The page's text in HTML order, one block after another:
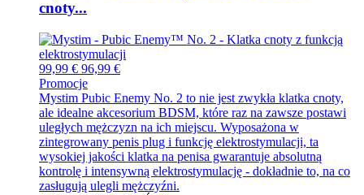
cnoty...
99,99 € 96,99 €
Promocje
Mystim Pubic Enemy No. 2 to nie jest zwykła klatka cnoty,
ale idealne akcesorium BDSM, które raz na zawsze postawi
uległych mężczyzn na ich miejscu. Wyposażona w
zintegrowany penis plug i funkcję elektrostymulacji, ta
wysokiej jakości klatka na penisa gwarantuje absolutną
kontrolę i intensywną elektrostymulację - dokładnie to, na co
zasługują ulegli mężczyźni.